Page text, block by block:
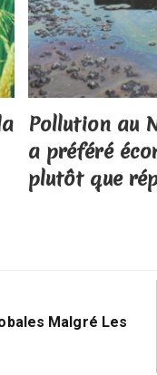
Pollution au
a préféré
plutôt que
Malgré Les